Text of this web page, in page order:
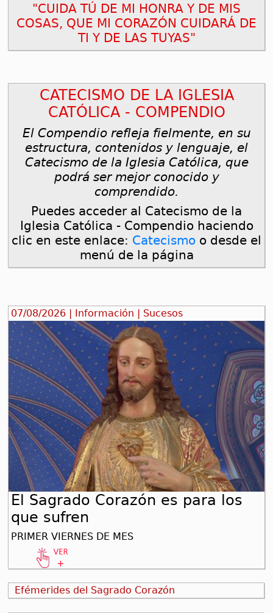
"CUIDA TÚ DE MI HONRA Y DE MIS
COSAS, QUE MI CORAZÓN CUIDARÁ DE
TI Y DE LAS TUYAS"
CATECISMO DE LA IGLESIA
CATÓLICA - COMPENDIO
El Compendio refleja fielmente, en su
estructura, contenidos y lenguaje, el
Catecismo de la Iglesia Católica, que
podrá ser mejor conocido y
comprendido.
Puedes acceder al Catecismo de la
Iglesia Católica - Compendio haciendo
clic en este enlace: Catecismo o desde el
menú de la página
07/08/2026 | Información | Sucesos
El Sagrado Corazón es para los
que sufren
PRIMER VIERNES DE MES
Efémerides del Sagrado Corazón